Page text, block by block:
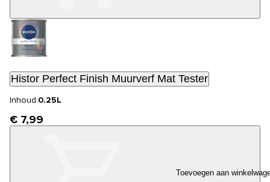
Histor Perfect Finish Muurverf Mat Tester
Inhoud:0.25L
€ 7,99
Toevoegen aan